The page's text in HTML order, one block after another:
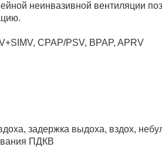
неинвазивной вентиляции
CPAP/PSV, BPAP, APRV
задержка выдоха, вздох,
ПДКВ